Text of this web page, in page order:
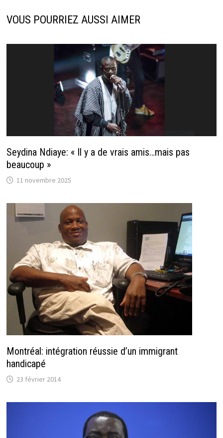
VOUS POURRIEZ AUSSI AIMER
Seydina Ndiaye: « Il y a de vrais amis…mais pas
beaucoup »
11 novembre 2025
Montréal: intégration réussie d’un immigrant
handicapé
23 février 2014